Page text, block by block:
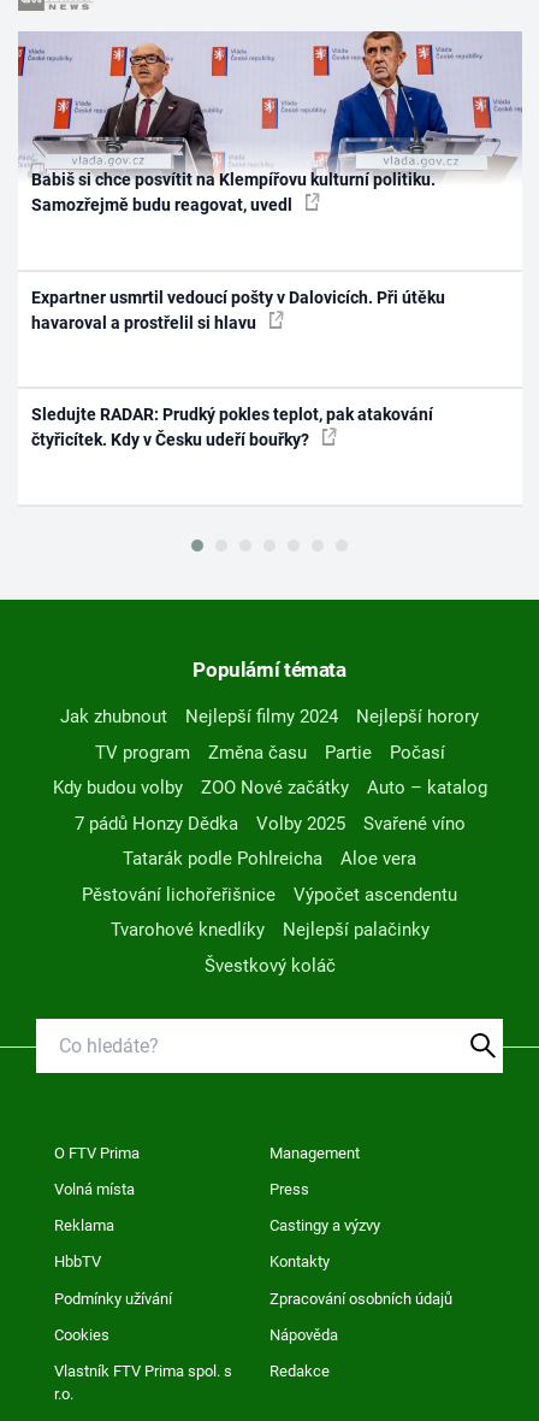
Babiš si chce posvítit na Klempířovu kulturní politiku.
Samozřejmě budu reagovat, uvedl
Expartner usmrtil vedoucí pošty v Dalovicích. Při útěku
havaroval a prostřelil si hlavu
Sledujte RADAR: Prudký pokles teplot, pak atakování
čtyřicítek. Kdy v Česku udeří bouřky?
Populární témata
Jak zhubnout Nejlepší filmy 2024
Nejlepší horory
TV program
Změna času Partie
Počasí
Kdy budou volby
ZOO Nové začátky
Auto – katalog
7 pádů Honzy Dědka
Volby 2025
Svařené víno
Tatarák podle Pohlreicha
Aloe vera
Pěstování lichořeřišnice
Výpočet ascendentu
Tvarohové knedlíky
Nejlepší palačinky
Švestkový koláč
O FTV Prima Management
Volná místa Press
Reklama Castingy a výzvy
HbbTV Kontakty
Podmínky užívání Zpracování osobních údajů
Cookies Nápověda
Vlastník FTV Prima spol. s
r.o.
Redakce